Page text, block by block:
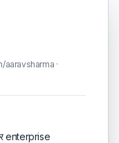
aaravsharma ·
enterprise